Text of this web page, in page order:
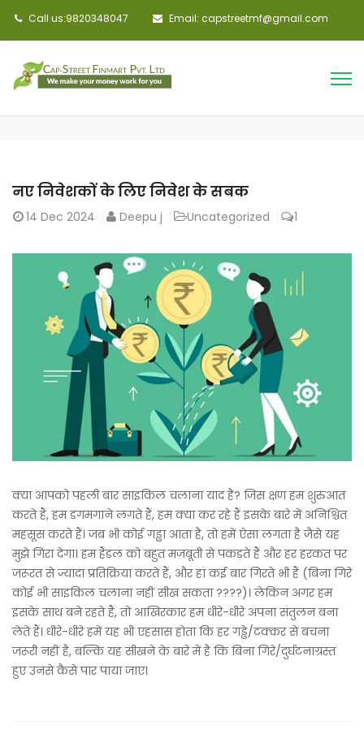
Call us:9820348047 Email: capstreetmf@gmail.com
नए निवेशकों के लिए निवेश के सबक
14 Dec 2024 Deepu j Uncategorized 1
क्या आपको पहली बार साइकिल चलाना याद है? जिस क्षण हम शुरुआत
करते हैं, हम डगमगाने लगते हैं, हम क्या कर रहे हैं इसके बारे में अनिश्चित
महसूस करते हैं। जब भी कोई गड्ढा आता है, तो हमें ऐसा लगता है जैसे यह
मुझे गिरा देगा। हम हैंडल को बहुत मजबूती से पकड़ते हैं और हर हरकत पर
जरूरत से ज्यादा प्रतिक्रिया करते हैं, और हां कई बार गिरते भी हैं (बिना गिरे
कोई भी साइकिल चलाना नहीं सीख सकता ????)। लेकिन अगर हम
इसके साथ बने रहते हैं, तो आखिरकार हम धीरे-धीरे अपना संतुलन बना
लेते हैं। धीरे-धीरे हमें यह भी एहसास होता कि हर गड्ढे/टक्कर से बचना
जरूरी नहीं है, बल्कि यह सीखने के बारे में है कि बिना गिरे/दुर्घटनाग्रस्त
हुए उनसे कैसे पार पाया जाए।